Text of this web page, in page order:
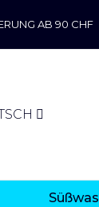
AB 90 CHF